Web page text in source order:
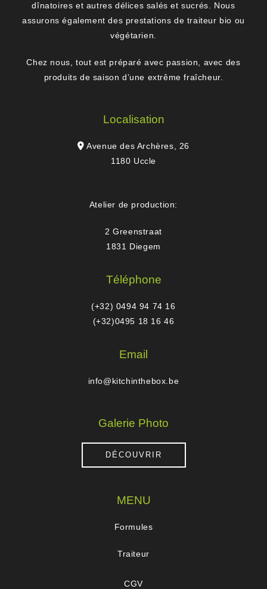
dînatoires et autres délices salés et sucrés. Nous
assurons également des prestations de traiteur bio ou
végétarien.
Chez nous, tout est préparé avec passion, avec des
produits de saison d’une extrême fraîcheur.
Localisation
Avenue des Archères, 26
1180 Uccle
Atelier de production:
2 Greenstraat
1831 Diegem
Téléphone
(+32) 0494 94 74 16
(+32)0495 18 16 46
Email
info@kitchinthebox.be
Galerie Photo
DÉCOUVRIR
MENU
Formules
Traiteur
CGV